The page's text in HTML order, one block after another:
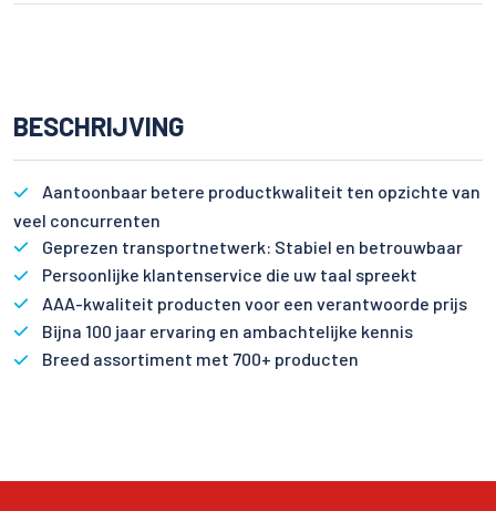
BESCHRIJVING
Aantoonbaar betere productkwaliteit ten opzichte van
veel concurrenten
Geprezen transportnetwerk: Stabiel en betrouwbaar
Persoonlijke klantenservice die uw taal spreekt
AAA-kwaliteit producten voor een verantwoorde prijs
Bijna 100 jaar ervaring en ambachtelijke kennis
Breed assortiment met 700+ producten